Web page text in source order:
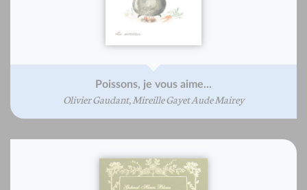
Poissons, je vous aime...
Olivier Gaudant, Mireille Gayet Aude Mairey